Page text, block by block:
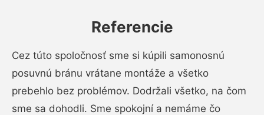
Referencie
Cez túto spoločnosť sme si kúpili samonosnú
posuvnú bránu vrátane montáže a všetko
prebehlo bez problémov. Dodržali všetko, na čom
sme sa dohodli. Sme spokojní a nemáme čo